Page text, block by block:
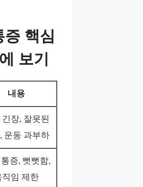
증 핵심
보기
내용
긴장, 잘못된
운동 과부하
증, 뻣뻣함,
직임 제한